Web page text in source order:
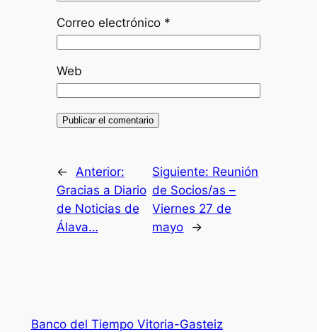
Correo electrónico *
Web
←
Anterior:
Gracias a Diario
de Noticias de
Álava…
Siguiente: Reunión
de Socios/as –
Viernes 27 de
mayo
→
Banco del Tiempo Vitoria-Gasteiz